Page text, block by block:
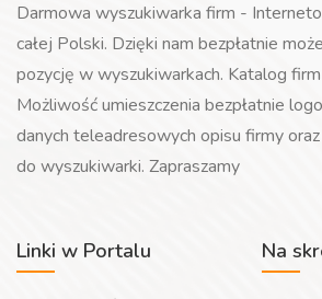
Darmowa wyszukiwarka firm -
całej Polski. Dzięki nam bezpłatnie
pozycję w wyszukiwarkach. Katalog
Możliwość umieszczenia bezpłatnie
danych teleadresowych opisu firmy
do wyszukiwarki. Zapraszamy
Linki w Portalu Na